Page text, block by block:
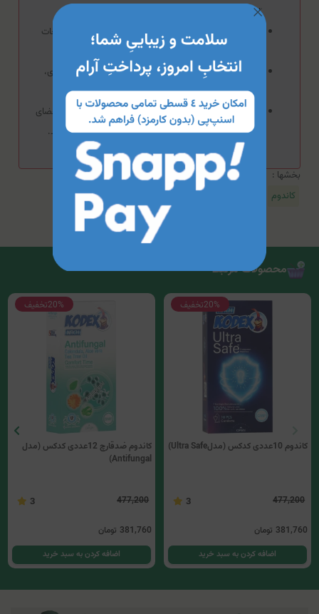
اجسام دیگر پاره نشود.
به‌منظور کاهش احتمال بارداری ناخواسته باید از تماس ترشحات
پیش از انزال کامل جلوگیری کرد.
به‌منظور جلوگیری از انتقال ویروس‌های مراقبتی نظیر اچ‌آی‌وی،
استفاده از کاندوم باید پیش از شروع نزدیکی آغاز شود.
کاندوم را باید بر روی آلت در حال نعوظ کشید به‌گونه‌ای که فضای
خالی کوچکی به‌منظور جمع‌شدن منی در انتهای آن باقی بماند.
بخشها :
کاندوم
محصولات مرتبط
20%تخفیف
کاندوم 10عددی کدکس (مدلUltra Safe)
477,200
3
381,760 تومان
اضافه کردن به سبد خرید
20%تخفیف
کاندوم ضدقارچ 12عددی کدکس (مدل
Antifungal)
477,200
3
381,760 تومان
اضافه کردن به سبد خرید